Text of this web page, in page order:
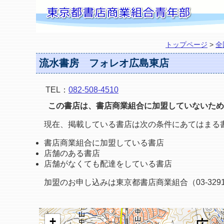
トップページ > 全
流水書房 フォレオ広島東店
TEL： 082-508-4510
この書店は、書店商業組合に加盟していないた
現在、掲載している書店は次の条件にあてはまる
書店商業組合に加盟している書店
店舗のある書店
店舗がなくても配達をしている書店
加盟のお申し込みは東京都書店商業組合（03-
+